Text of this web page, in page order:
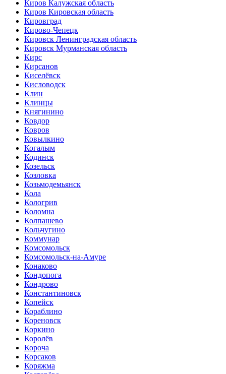
Киров Калужская область
Киров Кировская область
Кировград
Кирово-Чепецк
Кировск Ленинградская область
Кировск Мурманская область
Кирс
Кирсанов
Киселёвск
Кисловодск
Клин
Клинцы
Княгинино
Ковдор
Ковров
Ковылкино
Когалым
Кодинск
Козельск
Козловка
Козьмодемьянск
Кола
Кологрив
Коломна
Колпашево
Кольчугино
Коммунар
Комсомольск
Комсомольск-на-Амуре
Конаково
Кондопога
Кондрово
Константиновск
Копейск
Кораблино
Кореновск
Коркино
Королёв
Короча
Корсаков
Коряжма